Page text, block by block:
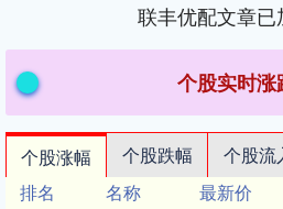
联丰优配文章已
个股实时涨
个股涨幅 个股跌幅 个股流
排名
名称 最新价